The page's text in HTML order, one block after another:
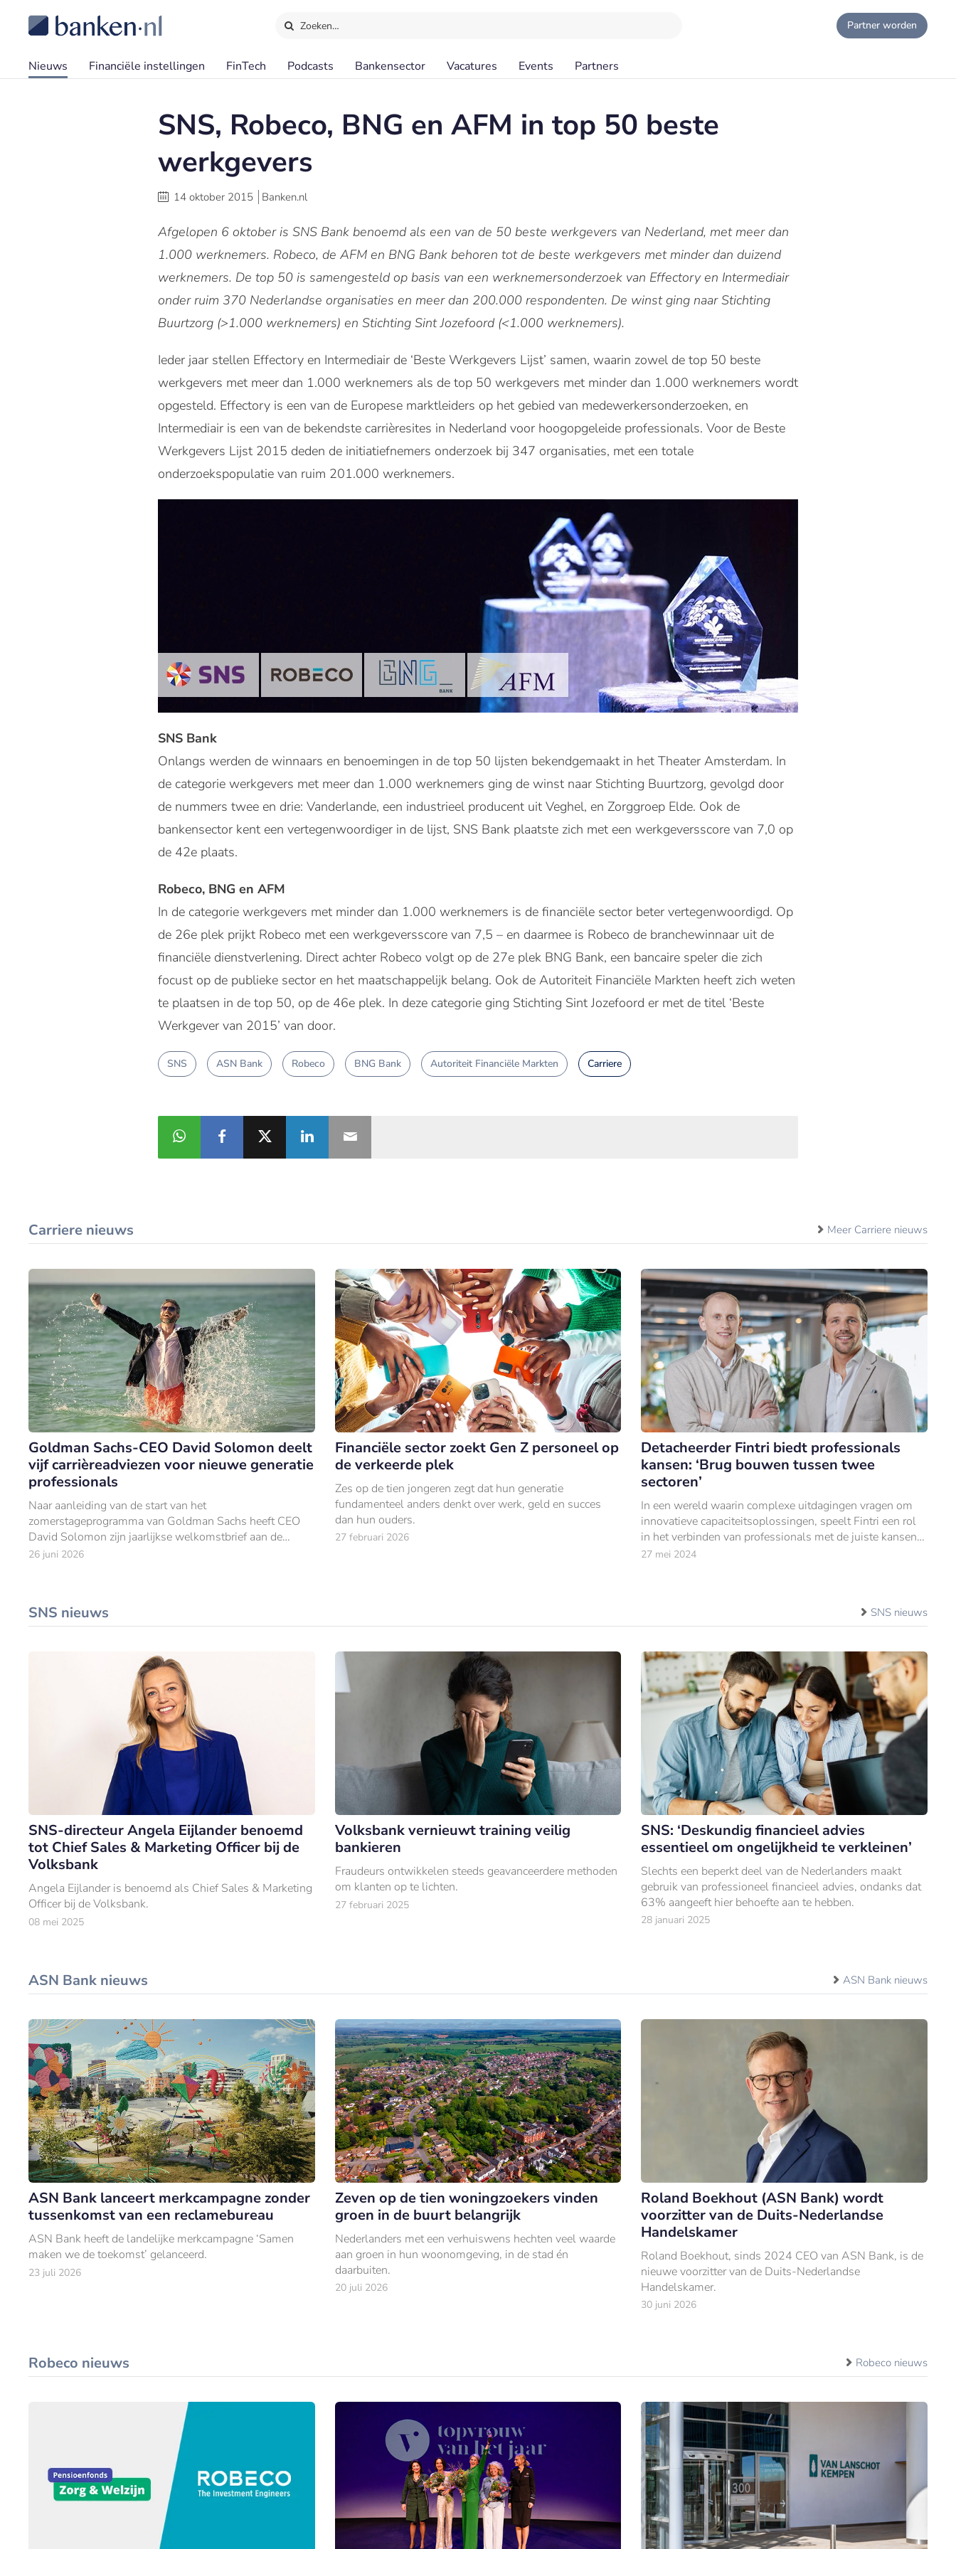
Zoeken… Partner worden
Nieuws Financiële instellingen FinTech Podcasts Bankensector Vacatures Events Partners
SNS, Robeco, BNG en AFM in top 50 beste
werkgevers
14 oktober 2015 Banken.nl
Afgelopen 6 oktober is SNS Bank benoemd als een van de 50 beste werkgevers van Nederland, met meer dan
1.000 werknemers. Robeco, de AFM en BNG Bank behoren tot de beste werkgevers met minder dan duizend
werknemers. De top 50 is samengesteld op basis van een werknemersonderzoek van Effectory en Intermediair
onder ruim 370 Nederlandse organisaties en meer dan 200.000 respondenten. De winst ging naar Stichting
Buurtzorg (>1.000 werknemers) en Stichting Sint Jozefoord (<1.000 werknemers).
Ieder jaar stellen Effectory en Intermediair de ‘Beste Werkgevers Lijst’ samen, waarin zowel de top 50 beste
werkgevers met meer dan 1.000 werknemers als de top 50 werkgevers met minder dan 1.000 werknemers wordt
opgesteld. Effectory is een van de Europese marktleiders op het gebied van medewerkersonderzoeken, en
Intermediair is een van de bekendste carrièresites in Nederland voor hoogopgeleide professionals. Voor de Beste
Werkgevers Lijst 2015 deden de initiatiefnemers onderzoek bij 347 organisaties, met een totale
onderzoekspopulatie van ruim 201.000 werknemers.
SNS Bank
Onlangs werden de winnaars en benoemingen in de top 50 lijsten bekendgemaakt in het Theater Amsterdam. In
de categorie werkgevers met meer dan 1.000 werknemers ging de winst naar Stichting Buurtzorg, gevolgd door
de nummers twee en drie: Vanderlande, een industrieel producent uit Veghel, en Zorggroep Elde. Ook de
bankensector kent een vertegenwoordiger in de lijst, SNS Bank plaatste zich met een werkgeversscore van 7,0 op
de 42e plaats.
Robeco, BNG en AFM
In de categorie werkgevers met minder dan 1.000 werknemers is de financiële sector beter vertegenwoordigd. Op
de 26e plek prijkt Robeco met een werkgeversscore van 7,5 – en daarmee is Robeco de branchewinnaar uit de
financiële dienstverlening. Direct achter Robeco volgt op de 27e plek BNG Bank, een bancaire speler die zich
focust op de publieke sector en het maatschappelijk belang. Ook de Autoriteit Financiële Markten heeft zich weten
te plaatsen in de top 50, op de 46e plek. In deze categorie ging Stichting Sint Jozefoord er met de titel ‘Beste
Werkgever van 2015’ van door.
SNS ASN Bank Robeco BNG Bank Autoriteit Financiële Markten Carriere
Carriere nieuws Meer Carriere nieuws
Goldman Sachs-CEO David Solomon deelt
vijf carrièreadviezen voor nieuwe generatie
professionals
Naar aanleiding van de start van het
zomerstageprogramma van Goldman Sachs heeft CEO
David Solomon zijn jaarlijkse welkomstbrief aan de
nieuwe lichting Europese stagiairs gepubliceerd.
26 juni 2026
Financiële sector zoekt Gen Z personeel op
de verkeerde plek
Zes op de tien jongeren zegt dat hun generatie
fundamenteel anders denkt over werk, geld en succes
dan hun ouders.
27 februari 2026
Detacheerder Fintri biedt professionals
kansen: ‘Brug bouwen tussen twee
sectoren’
In een wereld waarin complexe uitdagingen vragen om
innovatieve capaciteitsoplossingen, speelt Fintri een rol
in het verbinden van professionals met de juiste kansen
binnen het bankwezen en de overheid.
27 mei 2024
SNS nieuws SNS nieuws
SNS-directeur Angela Eijlander benoemd
tot Chief Sales & Marketing Officer bij de
Volksbank
Angela Eijlander is benoemd als Chief Sales & Marketing
Officer bij de Volksbank.
08 mei 2025
Volksbank vernieuwt training veilig
bankieren
Fraudeurs ontwikkelen steeds geavanceerdere methoden
om klanten op te lichten.
27 februari 2025
SNS: ‘Deskundig financieel advies
essentieel om ongelijkheid te verkleinen’
Slechts een beperkt deel van de Nederlanders maakt
gebruik van professioneel financieel advies, ondanks dat
63% aangeeft hier behoefte aan te hebben.
28 januari 2025
ASN Bank nieuws ASN Bank nieuws
ASN Bank lanceert merkcampagne zonder
tussenkomst van een reclamebureau
ASN Bank heeft de landelijke merkcampagne ‘Samen
maken we de toekomst’ gelanceerd.
23 juli 2026
Zeven op de tien woningzoekers vinden
groen in de buurt belangrijk
Nederlanders met een verhuiswens hechten veel waarde
aan groen in hun woonomgeving, in de stad én
daarbuiten.
20 juli 2026
Roland Boekhout (ASN Bank) wordt
voorzitter van de Duits-Nederlandse
Handelskamer
Roland Boekhout, sinds 2024 CEO van ASN Bank, is de
nieuwe voorzitter van de Duits-Nederlandse
Handelskamer.
30 juni 2026
Robeco nieuws Robeco nieuws